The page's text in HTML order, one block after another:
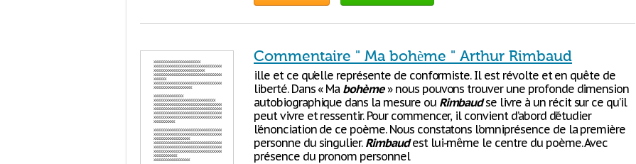
Commentaire " Ma bohème " Arthur Rimbaud
ille et ce qu’elle représente de conformiste. Il est révolte et en quête de
liberté. Dans « Ma bohème» nous pouvons trouver une profonde dimension
autobiographique dans la mesure ou Rimbaudse livre à un récit sur ce qu’il
peut vivre et ressentir. Pour commencer, il convient d’abord d’étudier
l’énonciation de ce poème. Nous constatons l’omniprésence de la première
personne du singulier. Rimbaudest lui-même le centre du poème. Avec
présence du pronom personnel